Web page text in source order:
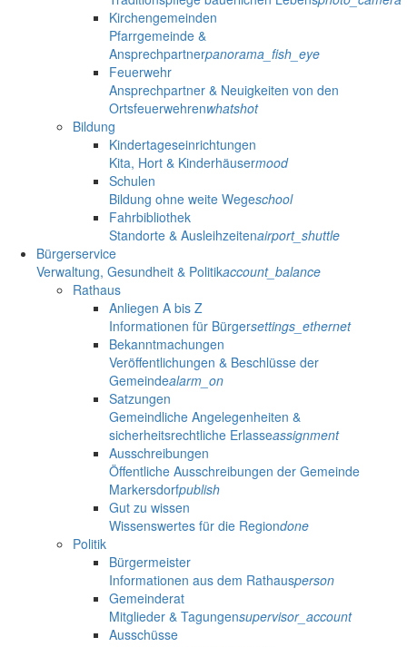
Kirchengemeinden
Pfarrgemeinde &
Ansprechpartnerpanorama_fish_eye
Feuerwehr
Ansprechpartner & Neuigkeiten von den
Ortsfeuerwehrenwhatshot
Bildung
Kindertageseinrichtungen
Kita, Hort & Kinderhäusermood
Schulen
Bildung ohne weite Wegeschool
Fahrbibliothek
Standorte & Ausleihzeitenairport_shuttle
Bürgerservice
Verwaltung, Gesundheit & Politikaccount_balance
Rathaus
Anliegen A bis Z
Informationen für Bürgersettings_ethernet
Bekanntmachungen
Veröffentlichungen & Beschlüsse der
Gemeindealarm_on
Satzungen
Gemeindliche Angelegenheiten &
sicherheitsrechtliche Erlasseassignment
Ausschreibungen
Öffentliche Ausschreibungen der Gemeinde
Markersdorfpublish
Gut zu wissen
Wissenswertes für die Regiondone
Politik
Bürgermeister
Informationen aus dem Rathausperson
Gemeinderat
Mitglieder & Tagungensupervisor_account
Ausschüsse